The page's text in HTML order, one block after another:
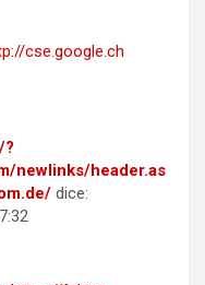
cse.google.ch
newlinks/header.as
dice: